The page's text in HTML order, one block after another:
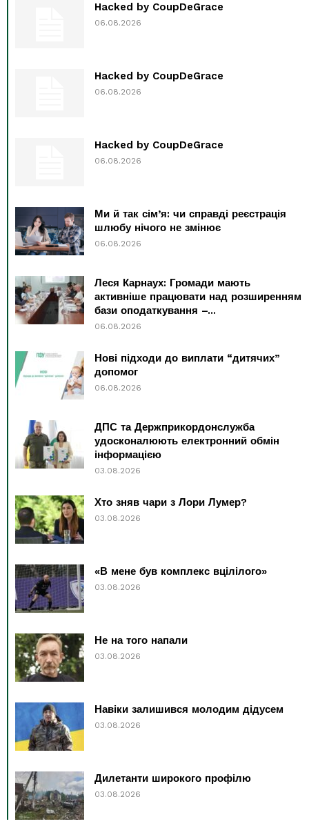
Hacked by CoupDeGrace
06.08.2026
Hacked by CoupDeGrace
06.08.2026
Hacked by CoupDeGrace
06.08.2026
Ми й так сім’я: чи справді реєстрація
шлюбу нічого не змінює
06.08.2026
Леся Карнаух: Громади мають
активніше працювати над розширенням
бази оподаткування –...
06.08.2026
Нові підходи до виплати “дитячих”
допомог
06.08.2026
ДПС та Держприкордонслужба
удосконалюють електронний обмін
інформацією
03.08.2026
Хто зняв чари з Лори Лумер?
03.08.2026
«В мене був комплекс вцілілого»
03.08.2026
Не на того напали
03.08.2026
Навіки залишився молодим дідусем
03.08.2026
Дилетанти широкого профілю
03.08.2026